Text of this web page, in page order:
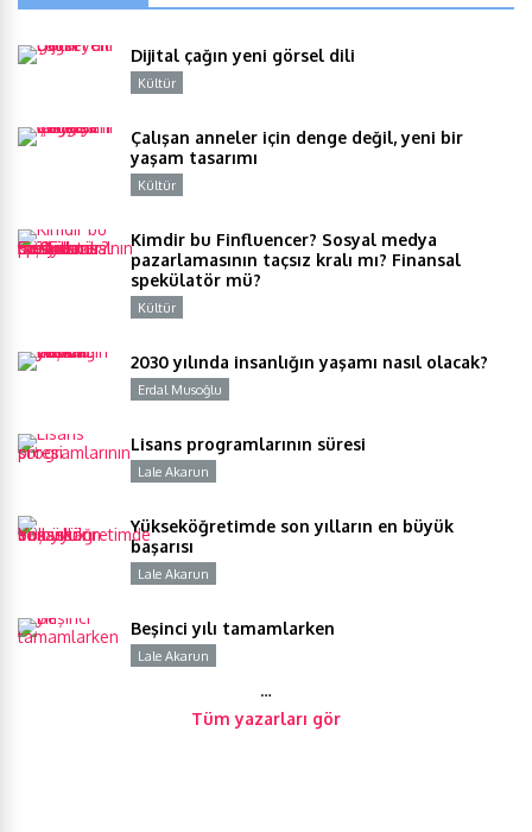
Dijital çağın yeni görsel dili
Kültür
Çalışan anneler için denge değil, yeni bir
yaşam tasarımı
Kültür
Kimdir bu Finfluencer? Sosyal medya
pazarlamasının taçsız kralı mı? Finansal
spekülatör mü?
Kültür
2030 yılında insanlığın yaşamı nasıl olacak?
Erdal Musoğlu
Lisans programlarının süresi
Lale Akarun
Yükseköğretimde son yılların en büyük
başarısı
Lale Akarun
Beşinci yılı tamamlarken
Lale Akarun
…
Tüm yazarları gör